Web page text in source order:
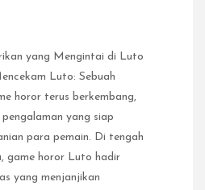
yang Mengintai di Luto
Luto: Sebuah
horor terus berkembang,
yang siap
para pemain. Di tengah
game horor Luto hadir
yang menjanjikan